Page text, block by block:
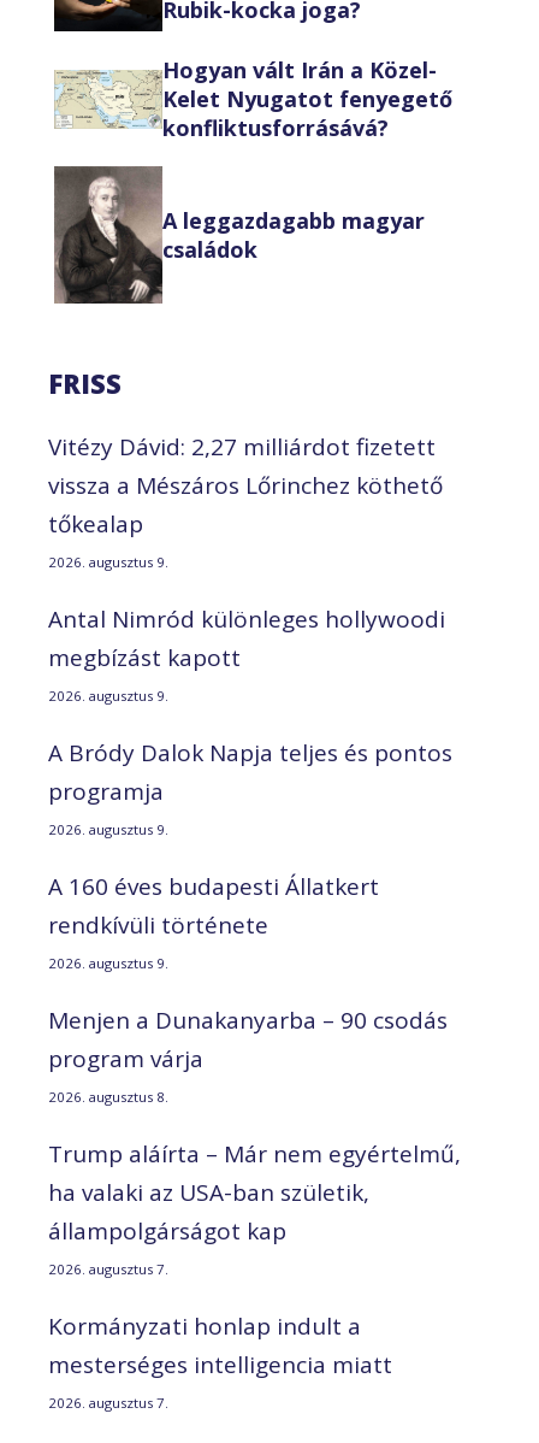
Rubik-kocka joga?
Hogyan vált Irán a Közel-
Kelet Nyugatot fenyegető
konfliktusforrásává?
A leggazdagabb magyar
családok
FRISS
Vitézy Dávid: 2,27 milliárdot fizetett
vissza a Mészáros Lőrinchez köthető
tőkealap
2026. augusztus 9.
Antal Nimród különleges hollywoodi
megbízást kapott
2026. augusztus 9.
A Bródy Dalok Napja teljes és pontos
programja
2026. augusztus 9.
A 160 éves budapesti Állatkert
rendkívüli története
2026. augusztus 9.
Menjen a Dunakanyarba – 90 csodás
program várja
2026. augusztus 8.
Trump aláírta – Már nem egyértelmű,
ha valaki az USA-ban születik,
állampolgárságot kap
2026. augusztus 7.
Kormányzati honlap indult a
mesterséges intelligencia miatt
2026. augusztus 7.